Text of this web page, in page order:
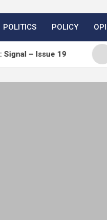
POLITICS POLICY
19 How to